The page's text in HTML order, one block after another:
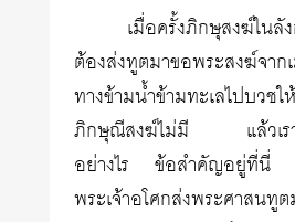
เมื่อครั้งภิกษุสงฆ์ใน
ต้องส่งทูตมาขอพระสงฆ์จ
ทางข้ามน้ำข้ามทะเลไปบว
ภิกษุณีสงฆ์ไม่มี แล้วเรา
อย่างไร ข้อสำคัญอยู่ที่นี่
พระเจ้าอโศกส่งพระศาสนทู